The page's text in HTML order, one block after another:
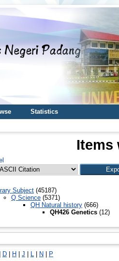
Statistics
Items
Subject (45187)
Q Science (5371)
QH Natural history (666)
QH426 Genetics (12)
D | H | J | L | N | P